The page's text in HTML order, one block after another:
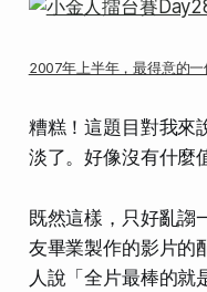
2007年上半年，最得意的
糟糕！這題目對我來
淡了。好像沒有什麼
既然這樣，只好亂謅
友畢業製作的影片的
人說「全片最棒的就